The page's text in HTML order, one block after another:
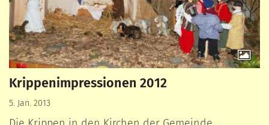
Krippenimpressionen 2012
5. Jan. 2013